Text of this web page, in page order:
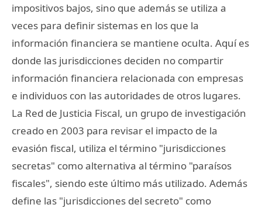
impositivos bajos, sino que además se utiliza a
veces para definir sistemas en los que la
información financiera se mantiene oculta. Aquí es
donde las jurisdicciones deciden no compartir
información financiera relacionada con empresas
e individuos con las autoridades de otros lugares.
La Red de Justicia Fiscal, un grupo de investigación
creado en 2003 para revisar el impacto de la
evasión fiscal, utiliza el término "jurisdicciones
secretas" como alternativa al término "paraísos
fiscales", siendo este último más utilizado. Además
define las "jurisdicciones del secreto" como